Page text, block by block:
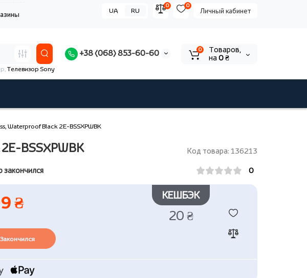
Личный кабинет
0
0
UA RU
+38 (068) 853-60-60
Телевизор Sony
0
Tоваров,
на0 ₴
Waterproof Black 2E-BSSXPWBK
Код товара: 136213
BSSXPWBK
закончился 0
₴ КЕШБЭК
20 ₴
Закончился